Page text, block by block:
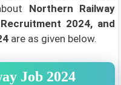
Northern Railway
2024, and
are as given below.
Job 2024